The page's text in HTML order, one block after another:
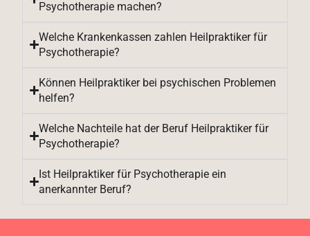
Psychotherapie machen?
Welche Krankenkassen zahlen Heilpraktiker für
Psychotherapie?
Können Heilpraktiker bei psychischen Problemen
helfen?
Welche Nachteile hat der Beruf Heilpraktiker für
Psychotherapie?
Ist Heilpraktiker für Psychotherapie ein
anerkannter Beruf?